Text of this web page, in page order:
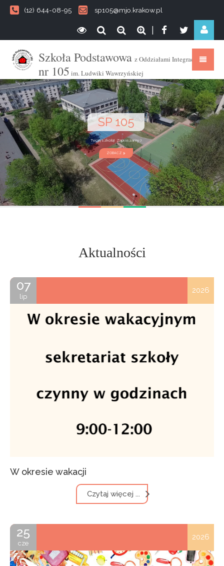
(12) 644-08-95 sp105@mjo.krakow.pl
Szkoła Podstawowa z Oddziałami Integracyjnymi
nr 105 im. Ludwiki Wawrzyńskiej
SP 105
Twoją szkołą! Zapraszamy :)
ZOBACZ
Aktualności
07
lip
2026
W okresie wakacji
Czytaj więcej ...
25
cze
2026